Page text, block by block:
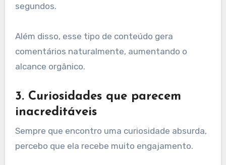
segundos.
Além disso, esse tipo de conteúdo gera
comentários naturalmente, aumentando o
alcance orgânico.
3. Curiosidades que parecem
inacreditáveis
Sempre que encontro uma curiosidade absurda,
percebo que ela recebe muito engajamento.